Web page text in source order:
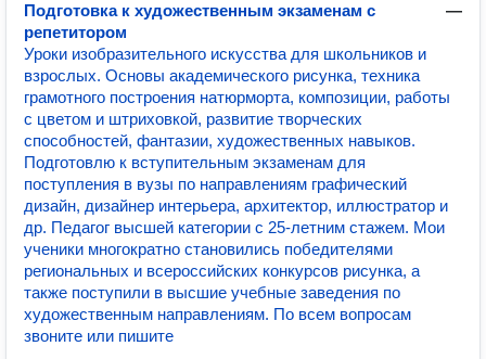
Подготовка к художественным экзаменам с
репетитором
—
Уроки изобразительного искусства для школьников и
взрослых. Основы академического рисунка, техника
грамотного построения натюрморта, композиции, работы
с цветом и штриховкой, развитие творческих
способностей, фантазии, художественных навыков.
Подготовлю к вступительным экзаменам для
поступления в вузы по направлениям графический
дизайн, дизайнер интерьера, архитектор, иллюстратор и
др. Педагог высшей категории с 25-летним стажем. Мои
ученики многократно становились победителями
региональных и всероссийских конкурсов рисунка, а
также поступили в высшие учебные заведения по
художественным направлениям. По всем вопросам
звоните или пишите